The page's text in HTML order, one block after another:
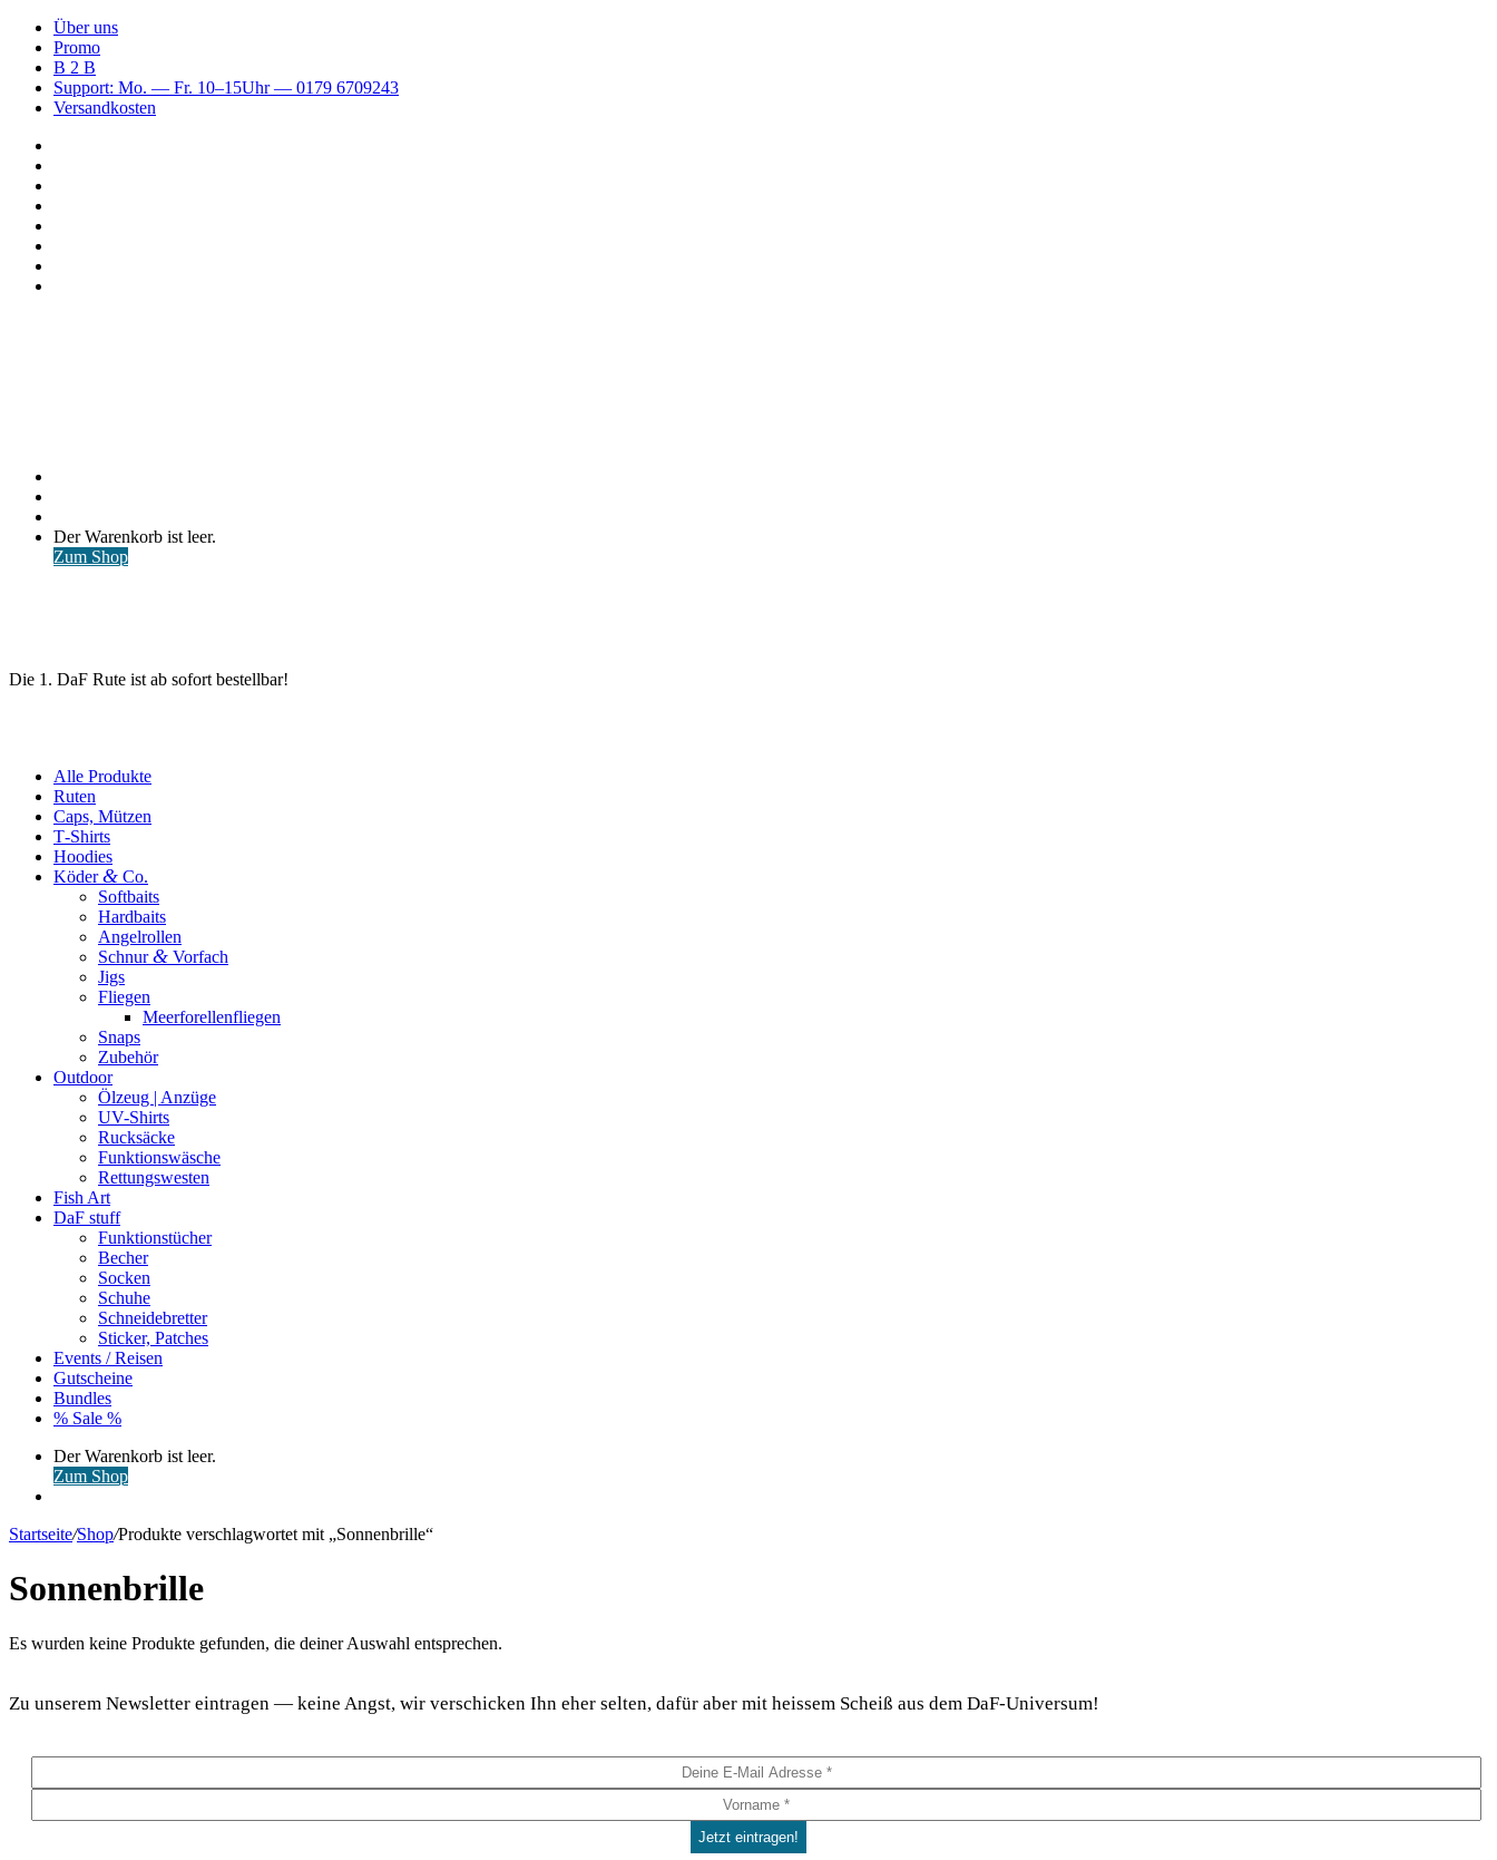
Über uns
Promo
B 2 B
Support: Mo. — Fr. 10–15Uhr — 0179 6709243
Versandkosten
Warenkorb
ansehen
Der Warenkorb ist leer.
Zum Shop
Die 1. DaF Rute ist ab sofort bestellbar!
Alle Produkte
Ruten
Caps, Mützen
T‑Shirts
Hoodies
Köder& Co.
Softbaits
Hardbaits
Angelrollen
Schnur& Vorfach
Jigs
Fliegen
Meerforellenfliegen
Snaps
Zubehör
Outdoor
Ölzeug | Anzüge
UV-Shirts
Rucksäcke
Funktionswäsche
Rettungswesten
Fish Art
DaF stuff
Funktionstücher
Becher
Socken
Schuhe
Schneidebretter
Sticker, Patches
Events / Reisen
Gutscheine
Bundles
% Sale %
Warenkorb
ansehen
Der Warenkorb ist leer.
Zum Shop
Startseite/Shop/Produkte verschlagwortet mit „Sonnenbrille“
Sonnenbrille
Es wur­den kei­ne Pro­duk­te gefun­den, die dei­ner Aus­wahl entsprechen.
Zu unse­rem News­let­ter ein­tra­gen — kei­ne Angst, wir ver­schi­cken Ihn eher sel­ten, dafür aber mit heis­sem Scheiß aus dem DaF-Universum!